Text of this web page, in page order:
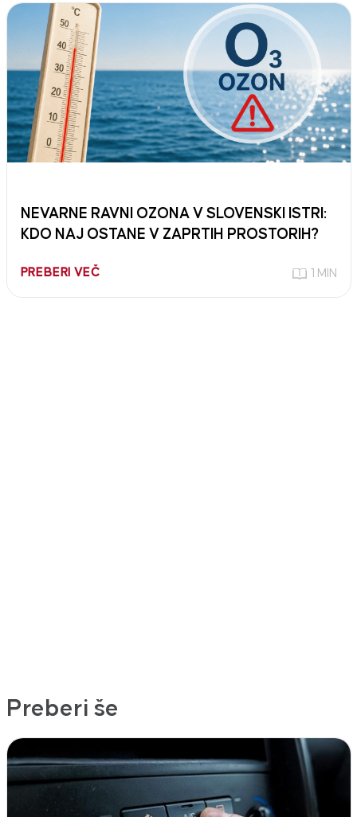
NEVARNE RAVNI OZONA V SLOVENSKI ISTRI:
KDO NAJ OSTANE V ZAPRTIH PROSTORIH?
PREBERI VEČ 1 MIN
Preberi še